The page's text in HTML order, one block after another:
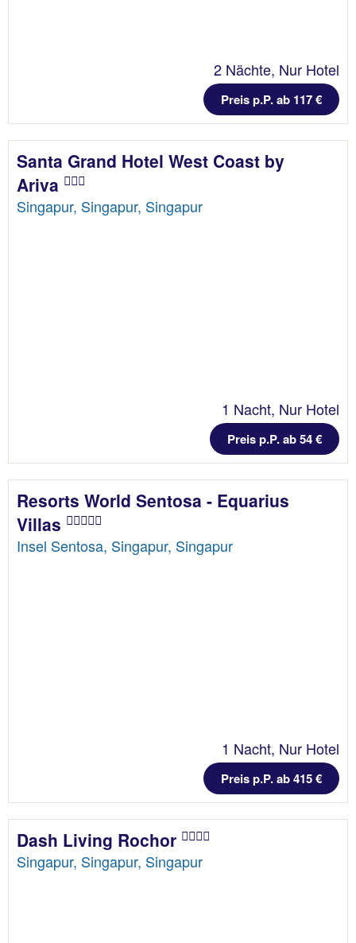
2 Nächte, Nur Hotel
Preis p.P. ab 117 €
Santa Grand Hotel West Coast by
Ariva
Singapur, Singapur, Singapur
1 Nacht, Nur Hotel
Preis p.P. ab 54 €
Resorts World Sentosa - Equarius
Villas
Insel Sentosa, Singapur, Singapur
1 Nacht, Nur Hotel
Preis p.P. ab 415 €
Dash Living Rochor
Singapur, Singapur, Singapur